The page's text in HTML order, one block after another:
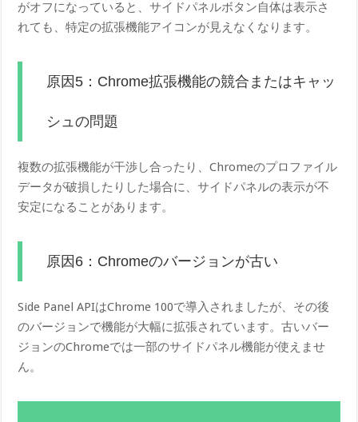
がオフになっていると、サイドパネルボタン自体は表示さ
れても、特定の拡張機能アイコンが見えなくなります。
原因5：Chrome拡張機能の競合またはキャッ
シュの問題
複数の拡張機能が干渉し合ったり、Chromeのプロファイル
データが破損したりした場合に、サイドパネルの表示が不
安定になることがあります。
原因6：Chromeのバージョンが古い
Side Panel APIはChrome 100で導入されましたが、その後
のバージョンで機能が大幅に拡張されています。古いバー
ジョンのChromeでは一部のサイドパネル機能が使えませ
ん。